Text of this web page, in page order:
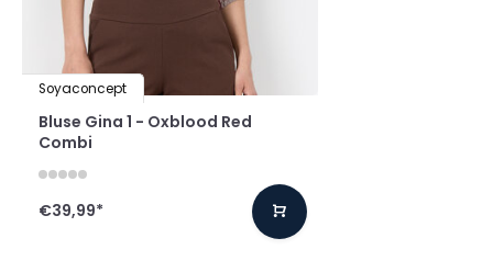
Soyaconcept
Bluse Gina 1 - Oxblood Red
Combi
€39,99*